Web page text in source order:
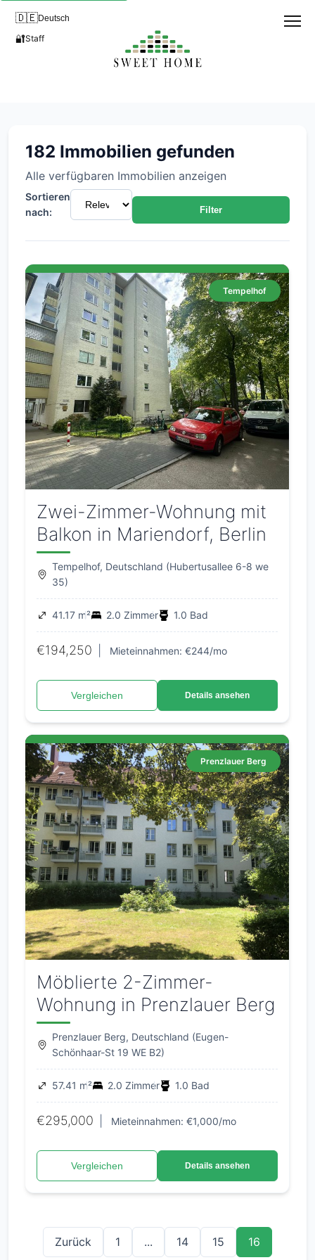
🇩🇪Deutsch
🔐Staff
182 Immobilien gefunden
Alle verfügbaren Immobilien anzeigen
Sortieren
nach:
Filter
Tempelhof
Zwei-Zimmer-Wohnung mit
Balkon in Mariendorf, Berlin
Tempelhof, Deutschland (Hubertusallee 6-8 we
35)
41.17 m² 2.0 Zimmer 1.0 Bad
€194,250 Mieteinnahmen: €244/mo
Vergleichen Details ansehen
Prenzlauer Berg
Möblierte 2-Zimmer-
Wohnung in Prenzlauer Berg
Prenzlauer Berg, Deutschland (Eugen-
Schönhaar-St 19 WE B2)
57.41 m² 2.0 Zimmer 1.0 Bad
€295,000 Mieteinnahmen: €1,000/mo
Vergleichen Details ansehen
Zurück 1 ... 14 15 16